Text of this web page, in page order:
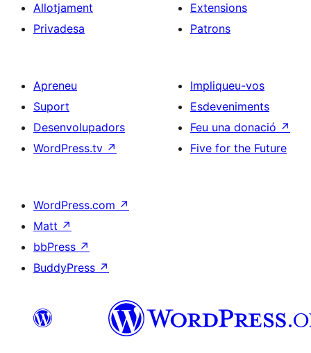
Allotjament
Privadesa
Extensions
Patrons
Apreneu
Suport
Desenvolupadors
WordPress.tv ↗
Impliqueu-vos
Esdeveniments
Feu una donació ↗
Five for the Future
WordPress.com ↗
Matt ↗
bbPress ↗
BuddyPress ↗